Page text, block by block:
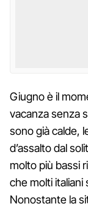
Giugno è il
vacanza senza
sono già calde,
d’assalto dal
molto più bassi
che molti italiani
Nonostante la